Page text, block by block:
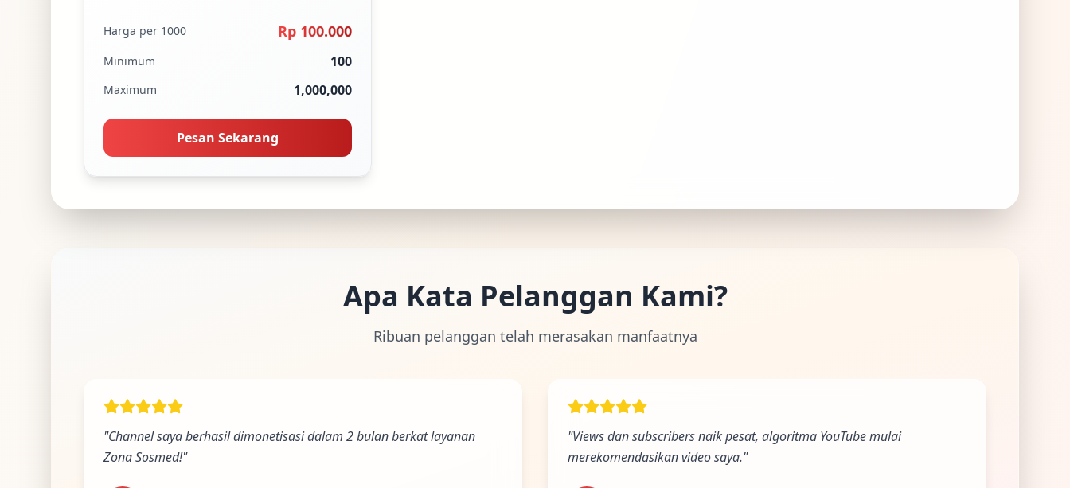
Harga per 1000 Rp 100.000
Minimum 100
Maximum 1,000,000
Pesan Sekarang
Apa Kata Pelanggan Kami?
Ribuan pelanggan telah merasakan manfaatnya
"Channel saya berhasil dimonetisasi dalam 2 bulan berkat layanan
Zona Sosmed!"
"Views dan subscribers naik pesat, algoritma YouTube mulai
merekomendasikan video saya."
Ada Website Baru!
Punya website SMM baru nih! Coba BulkFame untuk
pengalaman lebih baik.
Tanpa daftar ulang, gratis dicoba. Kamu tetap bisa pakai
Zona Sosmed kapan saja.